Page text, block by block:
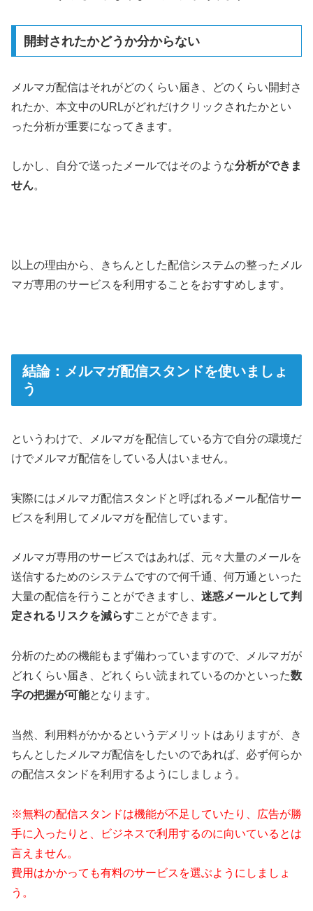
開封されたかどうか分からない
メルマガ配信はそれがどのくらい届き、どのくらい開封さ
れたか、本文中のURLがどれだけクリックされたかとい
った分析が重要になってきます。
しかし、自分で送ったメールではそのような分析ができま
せん。
以上の理由から、きちんとした配信システムの整ったメル
マガ専用のサービスを利用することをおすすめします。
結論：メルマガ配信スタンドを使いましょ
う
というわけで、メルマガを配信している方で自分の環境だ
けでメルマガ配信をしている人はいません。
実際にはメルマガ配信スタンドと呼ばれるメール配信サー
ビスを利用してメルマガを配信しています。
メルマガ専用のサービスではあれば、元々大量のメールを
送信するためのシステムですので何千通、何万通といった
大量の配信を行うことができますし、 迷惑メールとして判
定されるリスクを減らすことができます。
分析のための機能もまず備わっていますので、メルマガが
どれくらい届き、どれくらい読まれているのかといった数
字の把握が可能となります。
当然、利用料がかかるというデメリットはありますが、き
ちんとしたメルマガ配信をしたいのであれば、必ず何らか
の配信スタンドを利用するようにしましょう。
※無料の配信スタンドは機能が不足していたり、広告が勝
手に入ったりと、ビジネスで利用するのに向いているとは
言えません。
費用はかかっても有料のサービスを選ぶようにしましょ
う。